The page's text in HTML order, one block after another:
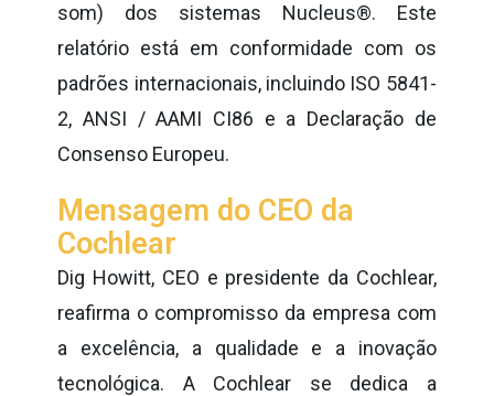
som) dos sistemas Nucleus®. Este
relatório está em conformidade com os
padrões internacionais, incluindo ISO 5841-
2, ANSI / AAMI CI86 e a Declaração de
Consenso Europeu.
Mensagem do CEO da
Cochlear
Dig Howitt, CEO e presidente da Cochlear,
reafirma o compromisso da empresa com
a excelência, a qualidade e a inovação
tecnológica. A Cochlear se dedica a